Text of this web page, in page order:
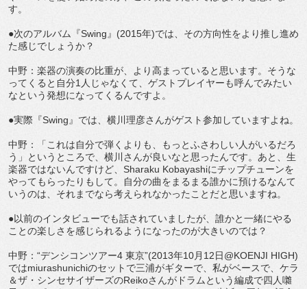
す。
●次のアルバム『Swing』(2015年)では、その方向性をより推し進め
た感じでしょうか？
中野：楽器の演奏の比重が、より高まっていると思います。そうな
ってくると自分1人じゃなくて、ゲストプレイヤーも呼んでみたい
なという発想になってくるんですよ。
●実際『Swing』では、横川理彦さんがゲスト参加していますよね。
中野：「これは自分で弾くよりも、もっとふさわしい人がいるだろ
う」というところで、横川さんが良いなと思ったんです。あと、生
楽器ではないんですけど、Sharaku Kobayashiにチップチューンを
やってもらったりもして。自分の曲をまるまる誰かに預けるなんて
いうのは、それまでなら考えられなかったことだと思いますね。
●以前のインタビューでも話されていましたが、誰かと一緒にやる
ことの楽しさを感じられるようになったのが大きいのでは？
中野：“デンシコンツアー4 東京”(2013年10月12日@KOENJI HIGH)
ではmiurashunichiのセットで三浦がギターで、私がベースで、ケラ
＆ザ・シンセサイザーズのReikoさんがドラムという編成で四人囃